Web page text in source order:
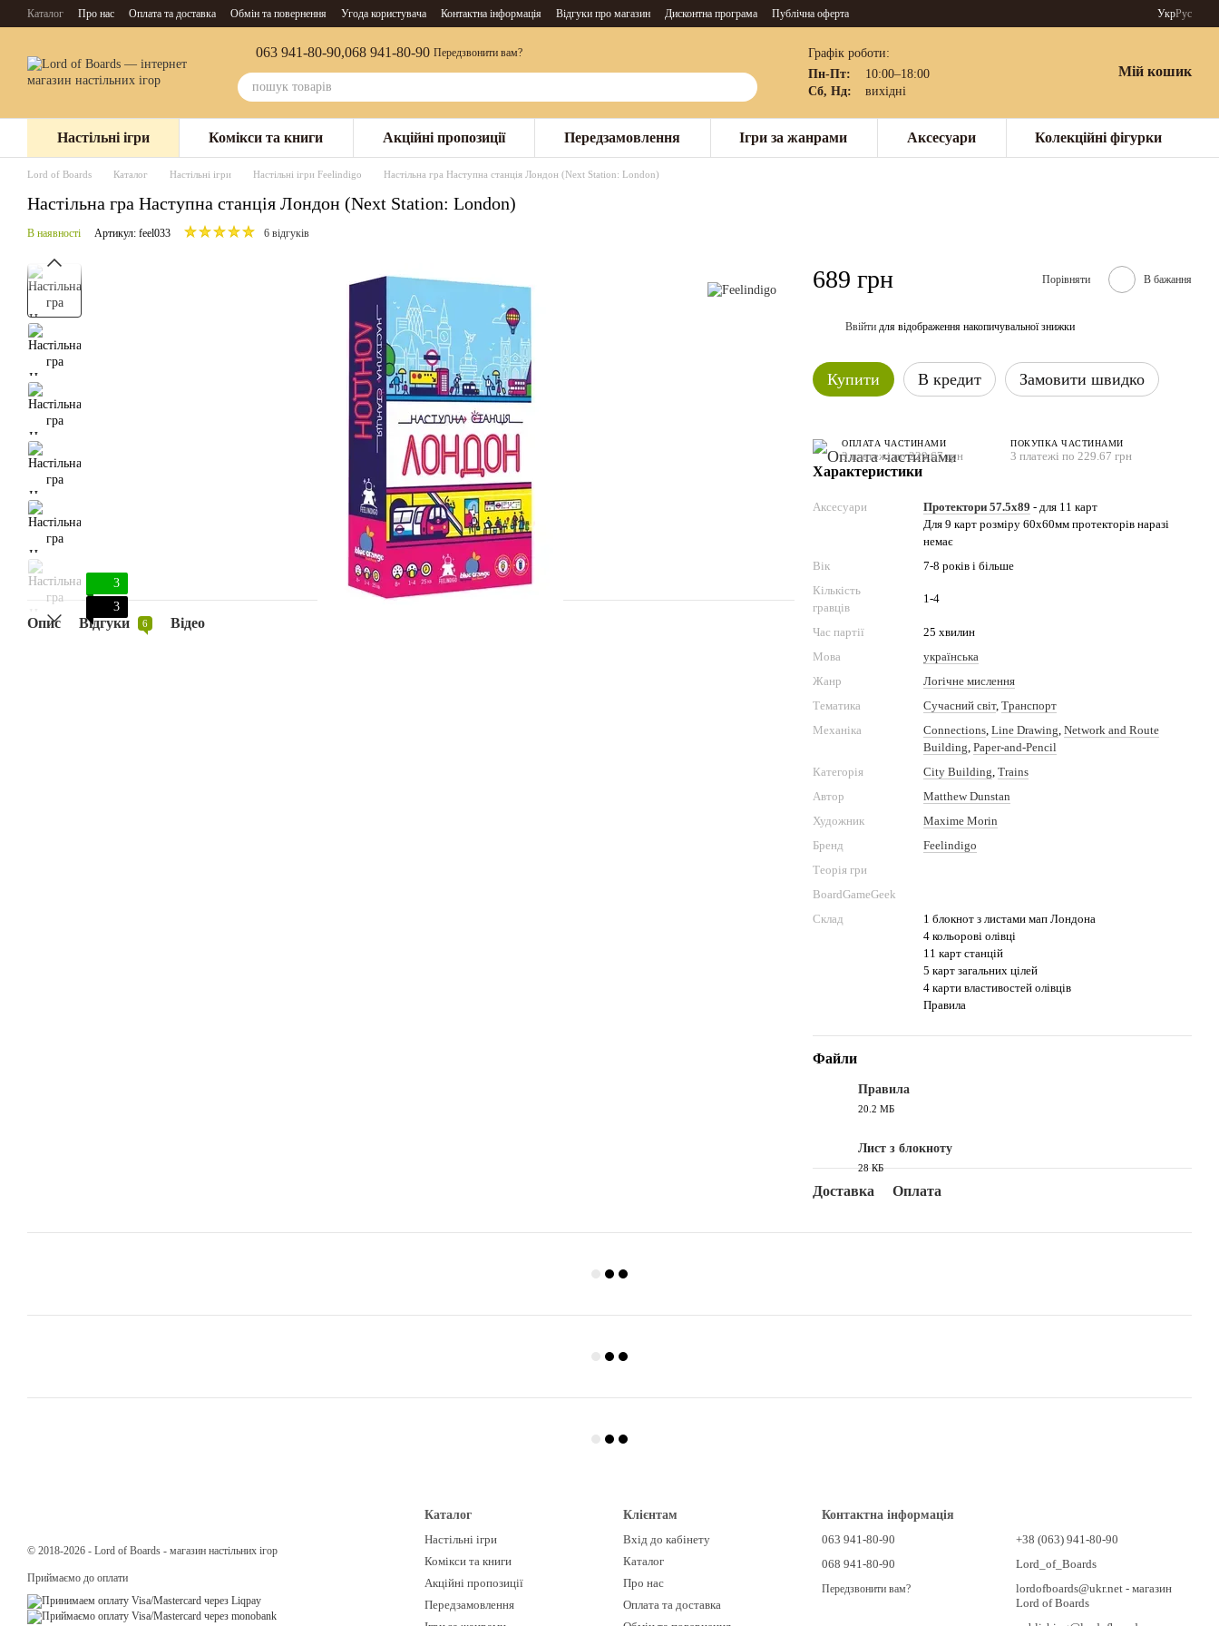
Перейти до основного контенту
Каталог Про нас Оплата та доставка Обмін та повернення Угода користувача Контактна інформація Відгуки про магазин Дисконтна програма Публічна оферта УкрРус
063 941-80-90,068 941-80-90 Передзвонити вам?
Графік роботи:
Пн-Пт:
10:00–18:00
Сб, Нд:
вихідні
Мій кошик
Настільні ігри Комікси та книги Акційні пропозиції Передзамовлення Ігри за жанрами Аксесуари Колекційні фігурки
Lord of Boards Каталог Настільні ігри Настільні ігри Feelindigo Настільна гра Наступна станція Лондон (Next Station: London)
Настільна гра Наступна станція Лондон (Next Station: London)
В наявності Артикул: feel033 6 відгуків
3
3
Опис Відгуки 6 Відео
689 грн Порівняти В бажання
Ввійти для відображення накопичувальної знижки
Купити В кредит Замовити швидко
ОПЛАТА ЧАСТИНАМИ
3 платежі по 229.67 грн
ПОКУПКА ЧАСТИНАМИ
3 платежі по 229.67 грн
Характеристики
Аксесуари Протектори 57.5x89 - для 11 карт
Для 9 карт розміру 60х60мм протекторів наразі
немає
Вік
7-8 років і більше
Кількість
гравців
1-4
Час партії
25 хвилин
Мова
українська
Жанр
Логічне мислення
Тематика
Сучасний світ, Транспорт
Механіка
Connections, Line Drawing, Network and Route
Building, Paper-and-Pencil
Категорія
City Building, Trains
Автор
Matthew Dunstan
Художник
Maxime Morin
Бренд
Feelindigo
Теорія гри
BoardGameGeek
Склад
1 блокнот з листами мап Лондона
4 кольорові олівці
11 карт станцій
5 карт загальних цілей
4 карти властивостей олівців
Правила
Файли
Правила
20.2 МБ
Лист з блокноту
28 КБ
Доставка Оплата
© 2018-2026 - Lord of Boards - магазин настільних ігор
Приймаємо до оплати
Каталог
Настільні ігри
Комікси та книги
Акційні пропозиції
Передзамовлення
Клієнтам
Вхід до кабінету
Каталог
Про нас
Оплата та доставка
Контактна інформація
063 941-80-90
068 941-80-90
Передзвонити вам?
+38 (063) 941-80-90
Lord_of_Boards
lordofboards@ukr.net - магазин
Lord of Boards